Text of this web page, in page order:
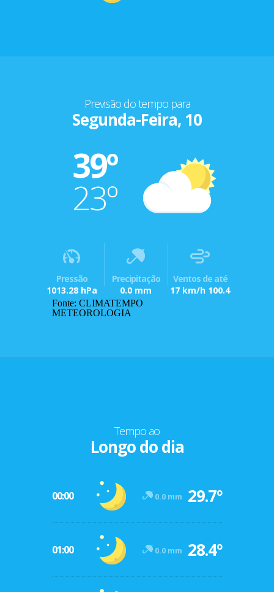
Previsão do tempo para
Segunda-Feira, 10
39º
23º
Pressão
1013.28 hPa
Precipitação
0.0 mm
Ventos de até
17 km/h 100.4
Fonte: CLIMATEMPO
METEOROLOGIA
Tempo ao
Longo do dia
00:00 0.0 mm 29.7º
01:00 0.0 mm 28.4º